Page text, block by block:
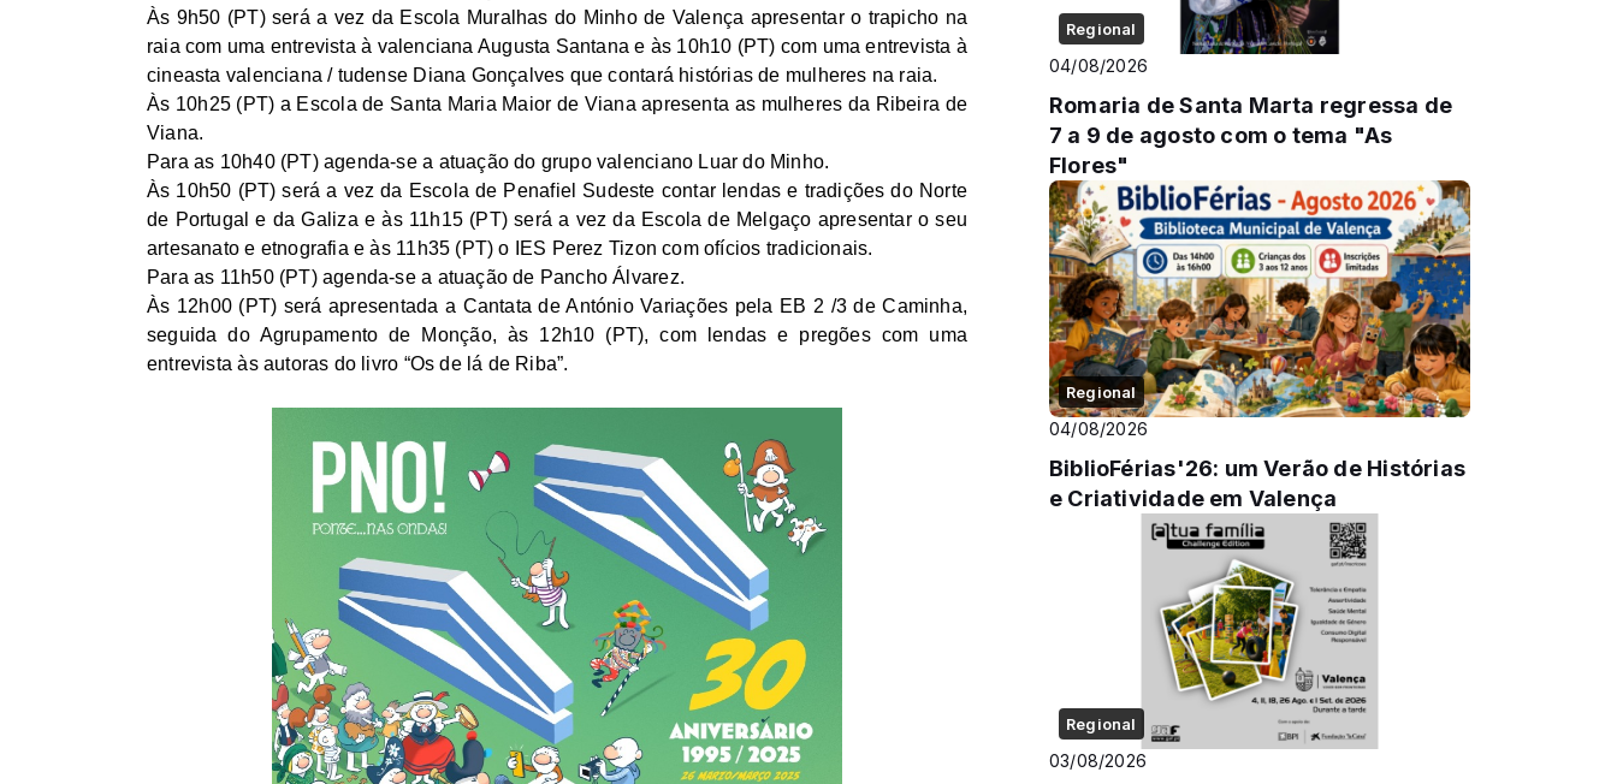
Às 9h50 (PT) será a vez da Escola Muralhas do Minho de Valença apresentar o trapicho na
raia com uma entrevista à valenciana Augusta Santana e às 10h10 (PT) com uma entrevista à
cineasta valenciana / tudense Diana Gonçalves que contará histórias de mulheres na raia.
Às 10h25 (PT) a Escola de Santa Maria Maior de Viana apresenta as mulheres da Ribeira de
Viana.
Para as 10h40 (PT) agenda-se a atuação do grupo valenciano Luar do Minho.
Às 10h50 (PT) será a vez da Escola de Penafiel Sudeste contar lendas e tradições do Norte
de Portugal e da Galiza e às 11h15 (PT) será a vez da Escola de Melgaço apresentar o seu
artesanato e etnografia e às 11h35 (PT) o IES Perez Tizon com ofícios tradicionais.
Para as 11h50 (PT) agenda-se a atuação de Pancho Álvarez.
Às 12h00 (PT) será apresentada a Cantata de António Variações pela EB 2 /3 de Caminha,
seguida do Agrupamento de Monção, às 12h10 (PT), com lendas e pregões com uma
entrevista às autoras do livro “Os de lá de Riba”.
Regional
04/08/2026
Romaria de Santa Marta regressa de
7 a 9 de agosto com o tema "As
Flores"
Regional
04/08/2026
BiblioFérias'26: um Verão de Histórias
e Criatividade em Valença
Regional
03/08/2026